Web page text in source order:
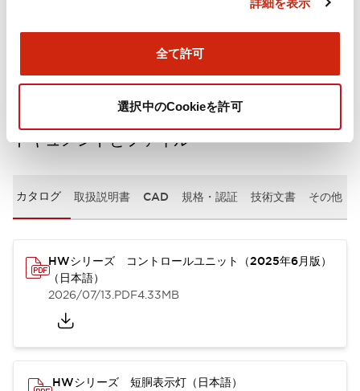
全て許可
選択中のCookieを許可
ドキュメントとファイル
カタログ 取扱説明書 CAD 規格・認証 技術文書 その他
HWシリーズ コントロールユニット（2025年6月版）
（日本語）
2026/07/13.PDF4.33MB
HWシリーズ 短胴表示灯（日本語）